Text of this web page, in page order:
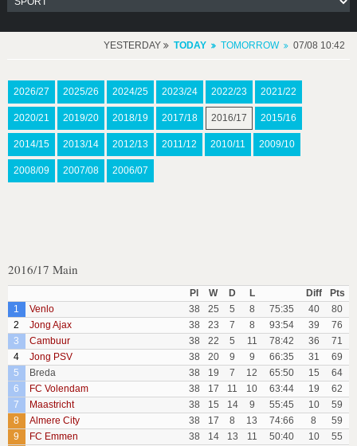
YESTERDAY TODAY TOMORROW 07/08 10:42
2026/27 2025/26 2024/25 2023/24 2022/23 2021/22
2020/21 2019/20 2018/19 2017/18 2016/17 2015/16
2014/15 2013/14 2012/13 2011/12 2010/11 2009/10
2008/09 2007/08 2006/07
2016/17 Main
Pl W D L Diff
Pts
1
Venlo 38 25 5 8 75:35 40
80
2
Jong Ajax 38 23 7 8 93:54 39
76
3
Cambuur 38 22 5 11 78:42 36
71
4
Jong PSV 38 20 9 9 66:35 31
69
5
Breda 38 19 7 12 65:50 15
64
6
FC Volendam 38 17 11 10 63:44 19
62
7
Maastricht 38 15 14 9 55:45 10
59
8
Almere City 38 17 8 13 74:66 8
59
9
FC Emmen 38 14 13 11 50:40 10
55